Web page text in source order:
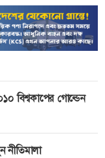
বিশ্বকাপের গোল্ডেন
নীতিমালা